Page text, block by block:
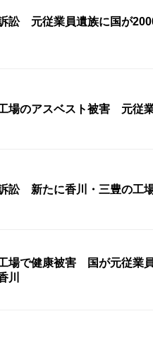
訟 元従業員遺族に国が
場のアスベスト被害 元従
訟 新たに香川・三豊の工
場で健康被害 国が元従業
川